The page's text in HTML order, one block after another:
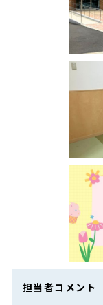
担当者コメント